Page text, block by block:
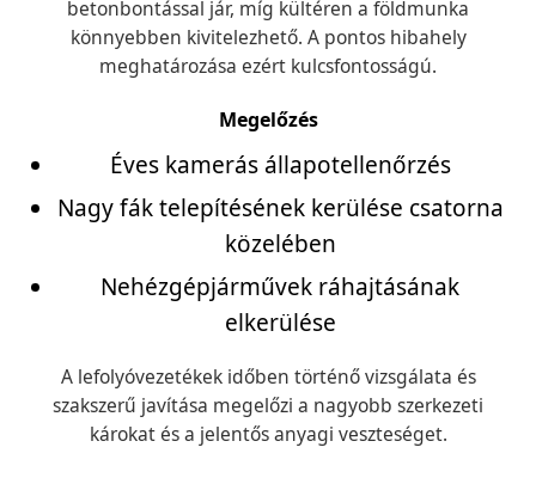
betonbontással jár, míg kültéren a földmunka
könnyebben kivitelezhető. A pontos hibahely
meghatározása ezért kulcsfontosságú.
Megelőzés
Éves kamerás állapotellenőrzés
Nagy fák telepítésének kerülése csatorna
közelében
Nehézgépjárművek ráhajtásának
elkerülése
A lefolyóvezetékek időben történő vizsgálata és
szakszerű javítása megelőzi a nagyobb szerkezeti
károkat és a jelentős anyagi veszteséget.